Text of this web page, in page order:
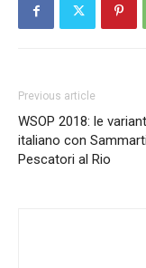
Previous article
WSOP 2018: le
italiano con
Pescatori al Rio